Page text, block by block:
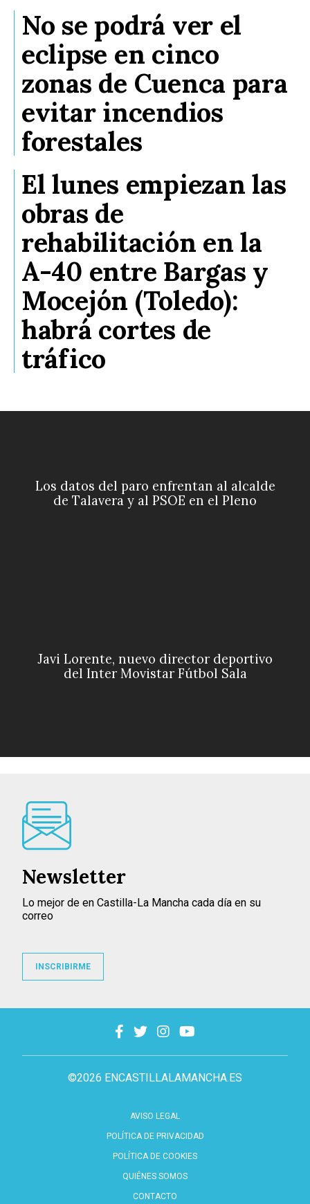
No se podrá ver el
eclipse en cinco
zonas de Cuenca para
evitar incendios
forestales
El lunes empiezan las
obras de
rehabilitación en la
A-40 entre Bargas y
Mocejón (Toledo):
habrá cortes de
tráfico
Los datos del paro enfrentan al alcalde
de Talavera y al PSOE en el Pleno
Javi Lorente, nuevo director deportivo
del Inter Movistar Fútbol Sala
©2026 ENCASTILLALAMANCHA.ES
AVISO LEGAL
POLÍTICA DE PRIVACIDAD
POLÍTICA DE COOKIES
QUIÉNES SOMOS
CONTACTO
Newsletter
Lo mejor de en Castilla-La Mancha cada día en su
correo
INSCRIBIRME